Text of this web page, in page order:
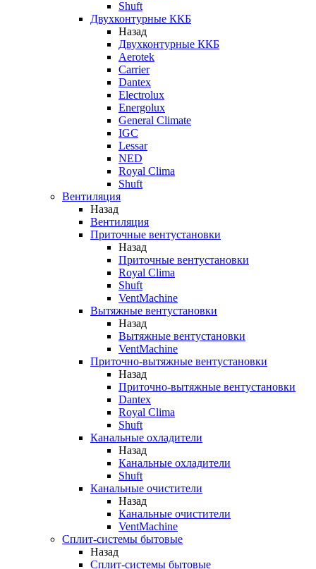
Shuft
Двухконтурные ККБ
Назад
Двухконтурные ККБ
Aerotek
Carrier
Dantex
Electrolux
Energolux
General Climate
IGC
Lessar
NED
Royal Clima
Shuft
Вентиляция
Назад
Вентиляция
Приточные вентустановки
Назад
Приточные вентустановки
Royal Clima
Shuft
VentMachine
Вытяжные вентустановки
Назад
Вытяжные вентустановки
VentMachine
Приточно-вытяжные вентустановки
Назад
Приточно-вытяжные вентустановки
Dantex
Royal Clima
Shuft
Канальные охладители
Назад
Канальные охладители
Shuft
Канальные очистители
Назад
Канальные очистители
VentMachine
Сплит-системы бытовые
Назад
Сплит-системы бытовые